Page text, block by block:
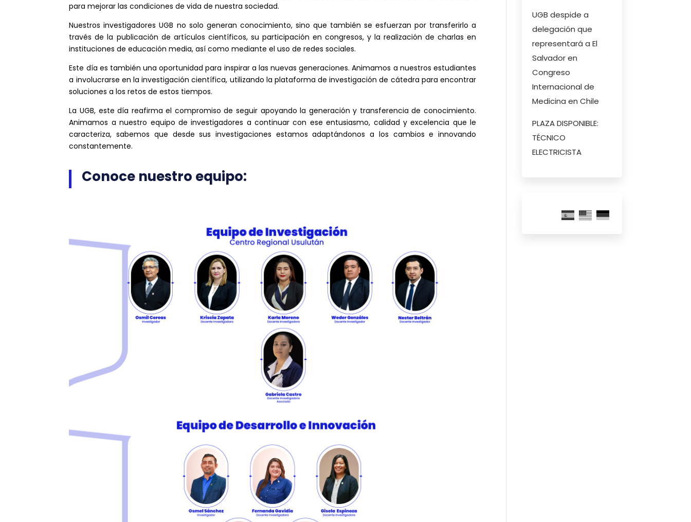
para mejorar las condiciones de vida de nuestra sociedad.
Nuestros investigadores UGB no solo generan conocimiento, sino que también se esfuerzan por transferirlo a
través de la publicación de artículos científicos, su participación en congresos, y la realización de charlas en
instituciones de educación media, así como mediante el uso de redes sociales.
Este día es también una oportunidad para inspirar a las nuevas generaciones. Animamos a nuestros estudiantes
a involucrarse en la investigación científica, utilizando la plataforma de investigación de cátedra para encontrar
soluciones a los retos de estos tiempos.
La UGB, este día reafirma el compromiso de seguir apoyando la generación y transferencia de conocimiento.
Animamos a nuestro equipo de investigadores a continuar con ese entusiasmo, calidad y excelencia que le
caracteriza, sabemos que desde sus investigaciones estamos adaptándonos a los cambios e innovando
constantemente.
Conoce nuestro equipo:
UGB despide a
delegación que
representará a El
Salvador en
Congreso
Internacional de
Medicina en Chile
PLAZA DISPONIBLE:
TÉCNICO
ELECTRICISTA